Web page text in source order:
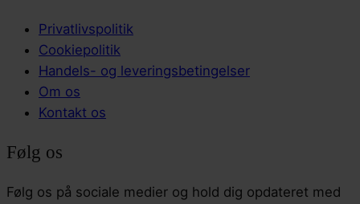
Privatlivspolitik
Cookiepolitik
Handels- og leveringsbetingelser
Om os
Kontakt os
Følg os
Følg os på sociale medier og hold dig opdateret med